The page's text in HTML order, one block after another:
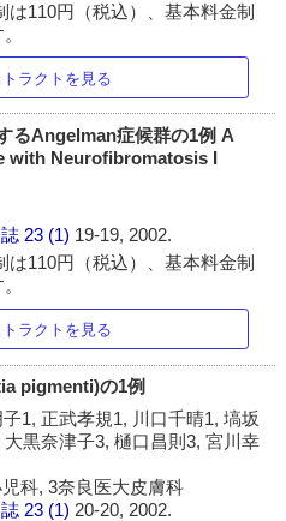
110円（税込）、基本料金制
ラクトを見る
るAngelman症候群の1例 A
with Neurofibromatosis I
23 (1) 19-19, 2002.
110円（税込）、基本料金制
ラクトを見る
pigmenti)の1例
1, 正武孝規1, 川口千晴1, 塙坂
黒奈津子3, 樋口昌則3, 宮川幸
科, 3奈良医大皮膚科
23 (1) 20-20, 2002.